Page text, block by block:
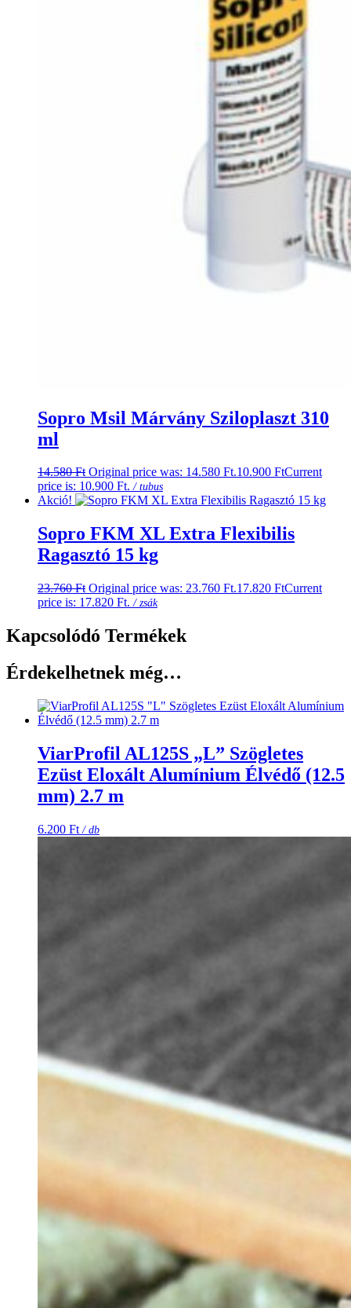
Sopro Msil Márvány Sziloplaszt 310
ml
14.580Ft Original price was: 14.580 Ft.10.900 FtCurrent
price is: 10.900 Ft. / tubus
Akció!
Sopro FKM XL Extra Flexibilis
Ragasztó 15 kg
23.760Ft Original price was: 23.760 Ft.17.820 FtCurrent
price is: 17.820 Ft. / zsák
Kapcsolódó Termékek
Érdekelhetnek még…
ViarProfil AL125S „L” Szögletes
Ezüst Eloxált Alumínium Élvédő (12.5
mm) 2.7 m
6.200 Ft / db